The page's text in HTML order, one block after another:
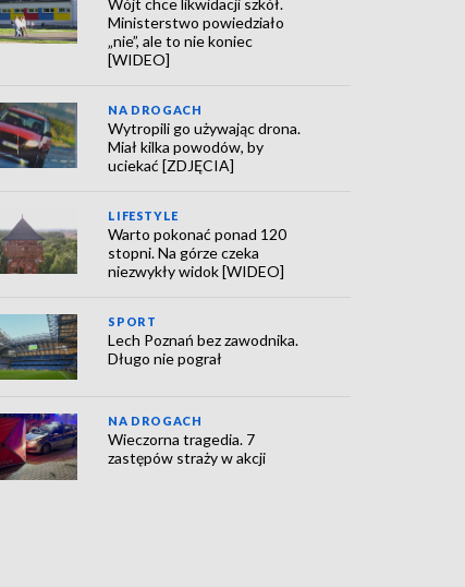
Ministerstwo powiedziało
„nie”, ale to nie koniec
[WIDEO]
NA DROGACH
Wytropili go używając drona.
Miał kilka powodów, by
uciekać [ZDJĘCIA]
LIFESTYLE
Warto pokonać ponad 120
stopni. Na górze czeka
niezwykły widok [WIDEO]
SPORT
Lech Poznań bez zawodnika.
Długo nie pograł
NA DROGACH
Wieczorna tragedia. 7
zastępów straży w akcji